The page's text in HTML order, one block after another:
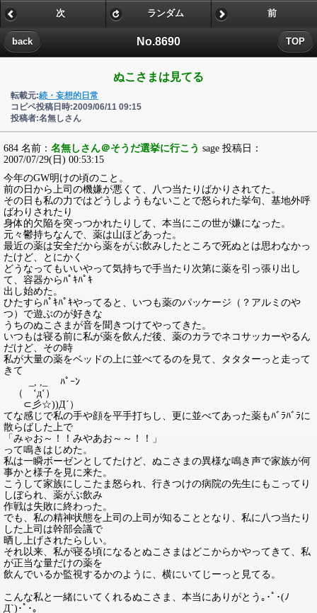
No.8690
back TOP
次 ランダム 前
ぬこさまは見てる
転載元:続・妄想的日常
コピペ投稿日時:2009/06/11 09:15
投稿者:名無しさん
684 名前： 名無しさん＠そうだ選挙に行こう sage 投稿日：
2007/07/29(日) 00:53:15
今年のGW明けの頃のこと。
前の日から上司の機嫌が悪くて、八つ当たりばかりされてた。
その日も私の力ではどうしようもないことで怒られた挙句、基地外呼
ばわりされたり
身体的欠陥を突っつかれたりして、本当にこの世が嫌になった。
元々鬱持ちなんで、薬は山ほどあった。
最近の薬は安全だから薬をがぶ飲みしたところで死ぬとは思わなかっ
たけど、とにかく
どうなってもいいやって気持ちで手当たり次第に薬を引っ張り出し
て、容器からﾊﾟｷﾊﾟｷ
出し始めた。
ひたすらﾊﾟｷﾊﾟｷやってると、いつも薬のパッケージ（？アルミのや
つ）で遊ぶのが好きな
うちのぬこさまが音を聞きつけてやってきた。
いつもは寝る前に私が薬を飲んだ後、薬のカラでネコサッカーやるん
だけど、その時
私が大量の薬をベッドの上に並べてるのを見て、タタターっと走って
きて
_, ,_ ﾊﾟｰﾝ
（ ‘д‘）
⊂彡☆))Д´）
てな感じで私の手や顔を平手打ちし、更に並べてあった薬もﾊﾞﾗﾊﾞﾗに
散らばした上で
「みゃお～！！みやあお～～！！」
って鳴きはじめた。
私は一瞬ボーゼンとしてたけど、ぬこさまの異様な鳴き声で家族が何
事かと様子を見に来た。
こうして家族にしこたま怒られ、行きつけの病院の先生にもこってり
しぼられ、薬がぶ飲み
作戦は失敗に終わった。
でも、私の精神状態を上司の上司が知ることとなり、私に八つ当たり
した上司は幹部会議で
晒し上げされたらしい。
それ以来、私が寝る頃になるとぬこさまはどこからかやってきて、私
が正当な量だけの薬を
飲んでいるか監視するかのように、横にいてじーっと見てる。
こんな私と一緒にいてくれるぬこさま、本当にありがとう｡･ﾟ･(ﾉ
Д`)･ﾟ･｡